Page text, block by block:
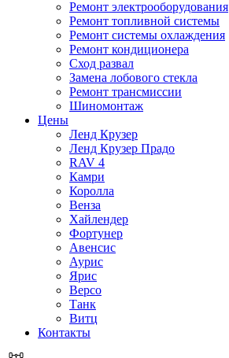
Ремонт электрооборудования
Ремонт топливной системы
Ремонт системы охлаждения
Ремонт кондиционера
Сход развал
Замена лобового стекла
Ремонт трансмиссии
Шиномонтаж
Цены
Ленд Крузер
Ленд Крузер Прадо
RAV 4
Камри
Королла
Венза
Хайлендер
Фортунер
Авенсис
Аурис
Ярис
Версо
Танк
Витц
Контакты